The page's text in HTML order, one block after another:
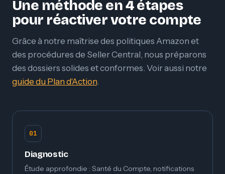
Une méthode en 4 étapes
pour réactiver votre compte
Grâce à notre maîtrise des politiques Amazon et
des procédures de Seller Central, nous préparons
des dossiers solides et conformes. Voir aussi notre
guide du Plan d'Action.
01
Diagnostic
Étude approfondie : Santé du Compte, notifications